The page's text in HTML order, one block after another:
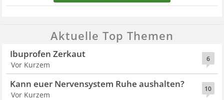
Aktuelle Top Themen
6
Ibuprofen Zerkaut
Vor Kurzem
10
Kann euer Nervensystem Ruhe aushalten?
Vor Kurzem